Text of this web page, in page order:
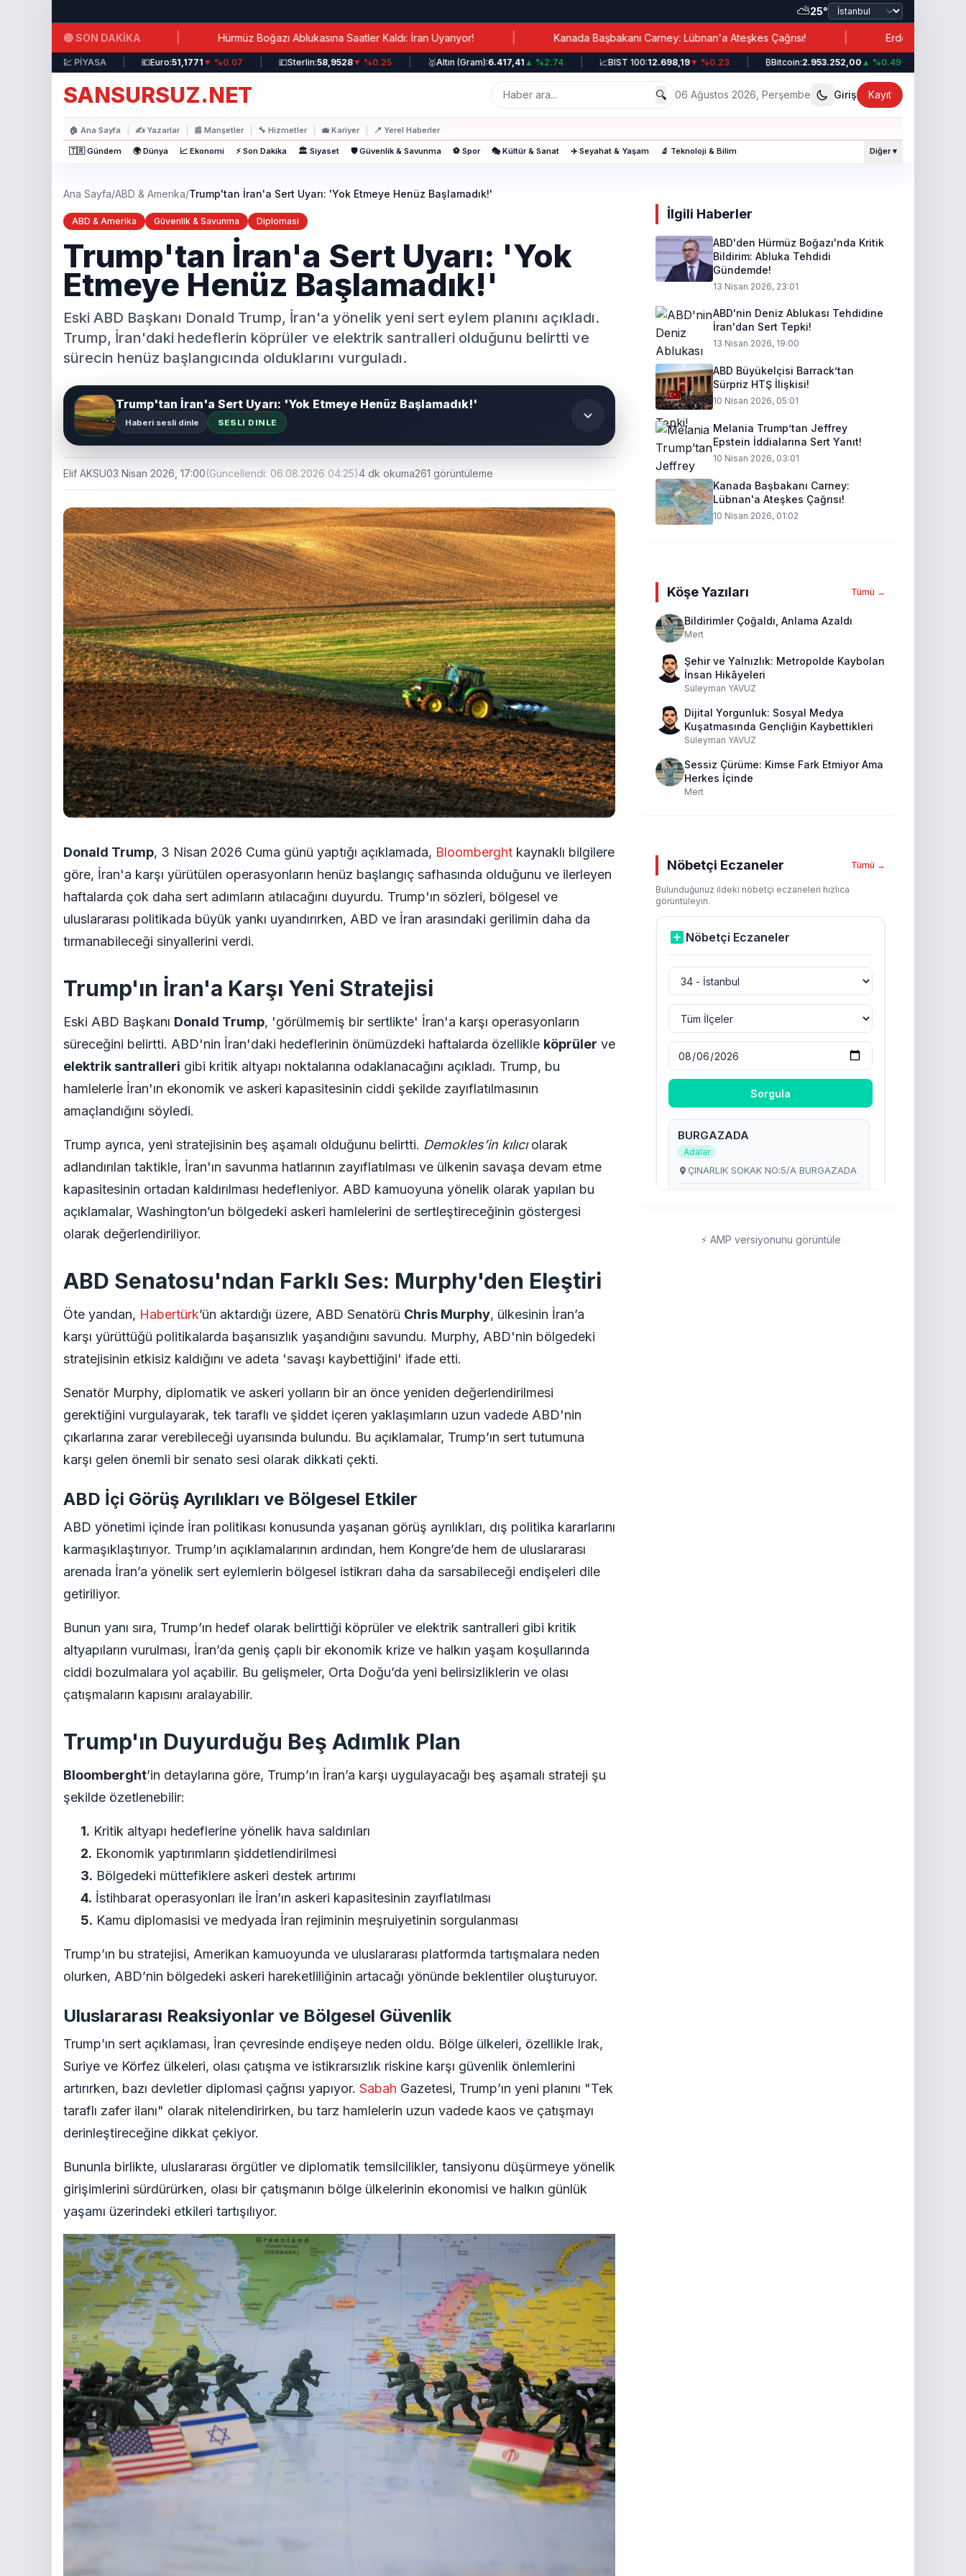
⛅25°
🔴 SON DAKİKA
Su Verildi! | Hürmüz Boğazı Ablukasına Saatler Kaldı: İran Uyarıyor! | Kanada Başbakanı Carney: Lübnan'a Ateşkes Çağrısı! | Erdoğan’dan İran’a İşbirliği
💹 PİYASA
▲ %0.19 | Euro:51,1771▼ %0.07 | Sterlin:58,9528▼ %0.25 | Altın (Gram):6.417,41▲ %2.74 | BIST 100:12.698,19▼ %0.23 | Bitcoin:2.953.252,00▲ %0.49 |
SANSURSUZ.NET 🔍 06 Ağustos 2026, Perşembe Giriş Kayıt
🏠 Ana Sayfa ✍️Yazarlar 📰 Manşetler 🔧 Hizmetler 💼 Kariyer 📍 Yerel Haberler
🇹🇷 Gündem 🌍 Dünya 📈 Ekonomi ⚡ Son Dakika 🏛️ Siyaset 🛡️ Güvenlik & Savunma ⚽ Spor 🎭 Kültür & Sanat ✈️ Seyahat & Yaşam 🔬 Teknoloji & Bilim Diğer ▾
Ana Sayfa/ABD & Amerika/Trump'tan İran'a Sert Uyarı: 'Yok Etmeye Henüz Başlamadık!'
ABD & Amerika Güvenlik & Savunma Diplomasi
Trump'tan İran'a Sert Uyarı: 'Yok
Etmeye Henüz Başlamadık!'
Eski ABD Başkanı Donald Trump, İran'a yönelik yeni sert eylem planını açıkladı.
Trump, İran'daki hedeflerin köprüler ve elektrik santralleri olduğunu belirtti ve
sürecin henüz başlangıcında olduklarını vurguladı.
Trump'tan İran'a Sert Uyarı: 'Yok Etmeye Henüz Başlamadık!'
Haberi sesli dinle SESLI DINLE
Elif AKSU03 Nisan 2026, 17:00(Güncellendi: 06.08.2026 04:25)4 dk okuma261 görüntüleme
Donald Trump, 3 Nisan 2026 Cuma günü yaptığı açıklamada, Bloomberght kaynaklı bilgilere
göre, İran'a karşı yürütülen operasyonların henüz başlangıç safhasında olduğunu ve ilerleyen
haftalarda çok daha sert adımların atılacağını duyurdu. Trump'ın sözleri, bölgesel ve
uluslararası politikada büyük yankı uyandırırken, ABD ve İran arasındaki gerilimin daha da
tırmanabileceği sinyallerini verdi.
Trump'ın İran'a Karşı Yeni Stratejisi
Eski ABD Başkanı Donald Trump, 'görülmemiş bir sertlikte' İran'a karşı operasyonların
süreceğini belirtti. ABD'nin İran'daki hedeflerinin önümüzdeki haftalarda özellikle köprüler ve
elektrik santralleri gibi kritik altyapı noktalarına odaklanacağını açıkladı. Trump, bu
hamlelerle İran'ın ekonomik ve askeri kapasitesinin ciddi şekilde zayıflatılmasının
amaçlandığını söyledi.
Trump ayrıca, yeni stratejisinin beş aşamalı olduğunu belirtti. Demokles’in kılıcıolarak
adlandırılan taktikle, İran'ın savunma hatlarının zayıflatılması ve ülkenin savaşa devam etme
kapasitesinin ortadan kaldırılması hedefleniyor. ABD kamuoyuna yönelik olarak yapılan bu
açıklamalar, Washington’un bölgedeki askeri hamlelerini de sertleştireceğinin göstergesi
olarak değerlendiriliyor.
ABD Senatosu'ndan Farklı Ses: Murphy'den Eleştiri
Öte yandan, Habertürk’ün aktardığı üzere, ABD Senatörü Chris Murphy, ülkesinin İran’a
karşı yürüttüğü politikalarda başarısızlık yaşandığını savundu. Murphy, ABD'nin bölgedeki
stratejisinin etkisiz kaldığını ve adeta 'savaşı kaybettiğini' ifade etti.
Senatör Murphy, diplomatik ve askeri yolların bir an önce yeniden değerlendirilmesi
gerektiğini vurgulayarak, tek taraflı ve şiddet içeren yaklaşımların uzun vadede ABD'nin
çıkarlarına zarar verebileceği uyarısında bulundu. Bu açıklamalar, Trump’ın sert tutumuna
karşı gelen önemli bir senato sesi olarak dikkati çekti.
ABD İçi Görüş Ayrılıkları ve Bölgesel Etkiler
ABD yönetimi içinde İran politikası konusunda yaşanan görüş ayrılıkları, dış politika kararlarını
karmaşıklaştırıyor. Trump’ın açıklamalarının ardından, hem Kongre’de hem de uluslararası
arenada İran’a yönelik sert eylemlerin bölgesel istikrarı daha da sarsabileceği endişeleri dile
getiriliyor.
Bunun yanı sıra, Trump’ın hedef olarak belirttiği köprüler ve elektrik santralleri gibi kritik
altyapıların vurulması, İran’da geniş çaplı bir ekonomik krize ve halkın yaşam koşullarında
ciddi bozulmalara yol açabilir. Bu gelişmeler, Orta Doğu’da yeni belirsizliklerin ve olası
çatışmaların kapısını aralayabilir.
Trump'ın Duyurduğu Beş Adımlık Plan
Bloomberght’in detaylarına göre, Trump’ın İran’a karşı uygulayacağı beş aşamalı strateji şu
şekilde özetlenebilir:
1. Kritik altyapı hedeflerine yönelik hava saldırıları
2. Ekonomik yaptırımların şiddetlendirilmesi
3. Bölgedeki müttefiklere askeri destek artırımı
4. İstihbarat operasyonları ile İran’ın askeri kapasitesinin zayıflatılması
5. Kamu diplomasisi ve medyada İran rejiminin meşruiyetinin sorgulanması
Trump’ın bu stratejisi, Amerikan kamuoyunda ve uluslararası platformda tartışmalara neden
olurken, ABD’nin bölgedeki askeri hareketliliğinin artacağı yönünde beklentiler oluşturuyor.
Uluslararası Reaksiyonlar ve Bölgesel Güvenlik
Trump’ın sert açıklaması, İran çevresinde endişeye neden oldu. Bölge ülkeleri, özellikle Irak,
Suriye ve Körfez ülkeleri, olası çatışma ve istikrarsızlık riskine karşı güvenlik önlemlerini
artırırken, bazı devletler diplomasi çağrısı yapıyor. Sabah Gazetesi, Trump’ın yeni planını "Tek
taraflı zafer ilanı" olarak nitelendirirken, bu tarz hamlelerin uzun vadede kaos ve çatışmayı
derinleştireceğine dikkat çekiyor.
Bununla birlikte, uluslararası örgütler ve diplomatik temsilcilikler, tansiyonu düşürmeye yönelik
girişimlerini sürdürürken, olası bir çatışmanın bölge ülkelerinin ekonomisi ve halkın günlük
yaşamı üzerindeki etkileri tartışılıyor.
İlgili Haberler
ABD'den Hürmüz Boğazı'nda Kritik
Bildirim: Abluka Tehdidi
Gündemde!
13 Nisan 2026, 23:01
ABD'nin Deniz Ablukası Tehdidine
İran'dan Sert Tepki!
13 Nisan 2026, 19:00
ABD Büyükelçisi Barrack’tan
Sürpriz HTŞ İlişkisi!
10 Nisan 2026, 05:01
Melania Trump’tan Jeffrey
Epstein İddialarına Sert Yanıt!
10 Nisan 2026, 03:01
Kanada Başbakanı Carney:
Lübnan'a Ateşkes Çağrısı!
10 Nisan 2026, 01:02
Köşe Yazıları Tümü →
Bildirimler Çoğaldı, Anlama Azaldı
Mert
Şehir ve Yalnızlık: Metropolde Kaybolan
İnsan Hikâyeleri
Süleyman YAVUZ
Dijital Yorgunluk: Sosyal Medya
Kuşatmasında Gençliğin Kaybettikleri
Süleyman YAVUZ
Sessiz Çürüme: Kimse Fark Etmiyor Ama
Herkes İçinde
Mert
Nöbetçi Eczaneler Tümü →
Bulunduğunuz ildeki nöbetçi eczaneleri hızlıca
görüntüleyin.
⚡ AMP versiyonunu görüntüle